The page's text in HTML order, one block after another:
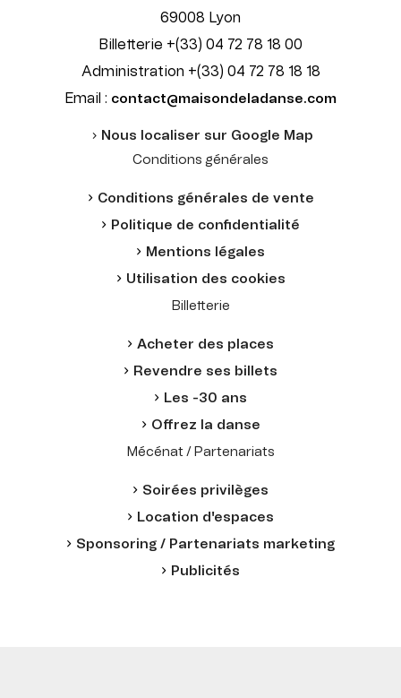
69008 Lyon
Billetterie +(33) 04 72 78 18 00
Administration +(33) 04 72 78 18 18
Email : contact@maisondeladanse.com
Nous localiser sur Google Map
Conditions générales
Conditions générales de vente
Politique de confidentialité
Mentions légales
Utilisation des cookies
Billetterie
Acheter des places
Revendre ses billets
Les -30 ans
Offrez la danse
Mécénat / Partenariats
Soirées privilèges
Location d'espaces
Sponsoring / Partenariats marketing
Publicités